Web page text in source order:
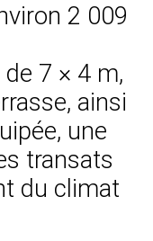
2 009
7 × 4 m,
ainsi
une
transats
du climat